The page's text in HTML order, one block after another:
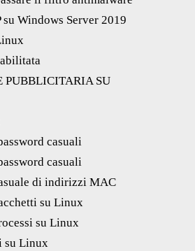
Windows Server 2019
PUBBLICITARIA SU
casuali
casuali
di indirizzi MAC
su Linux
su Linux
su Linux